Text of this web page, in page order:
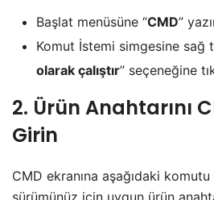
Başlat menüsüne “CMD”
Komut İstemi simgesine sağ
olarak çalıştır” seçeneğine
2. Ürün Anahtarını
Girin
CMD ekranına aşağıdaki